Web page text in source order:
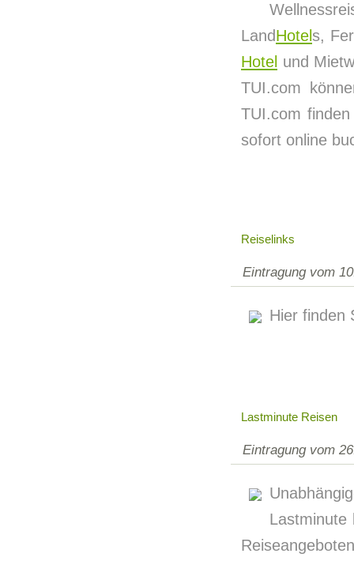
LandHotels,
Hotel und
TUI.com
TUI.com
sofort online
Reiselinks
Eintragung vom
Hier finden
Lastminute Reisen
Eintragung vom
Lastminute